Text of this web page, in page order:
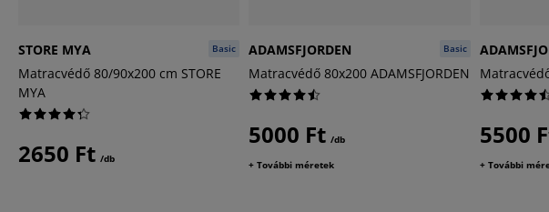
Basic
STORE MYA
Matracvédő 80/90x200 cm STORE
MYA
2650 Ft /db
Basic
ADAMSFJORDEN
Matracvédő 80x200 ADAMSFJORDEN
5000 Ft /db
+ További méretek
5500
+ További